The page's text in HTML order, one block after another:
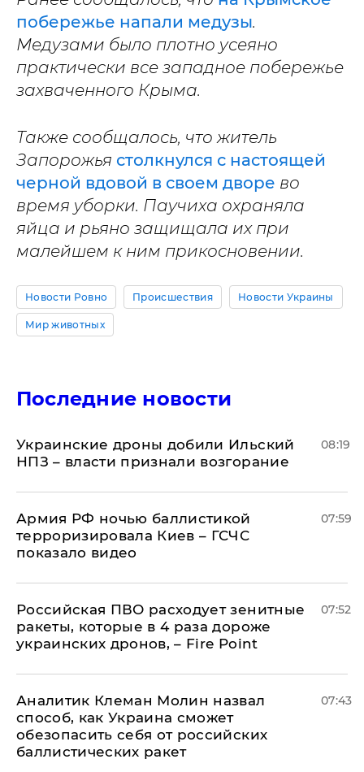
побережье напали медузы.
Медузами было плотно усеяно
практически все западное побережье
захваченного Крыма.
Также сообщалось, что житель
Запорожья столкнулся с настоящей
черной вдовой в своем дворе во
время уборки. Паучиха охраняла
яйца и рьяно защищала их при
малейшем к ним прикосновении.
Новости Ровно Происшествия Новости Украины
Мир животных
Последние новости
Украинские дроны добили Ильский
НПЗ – власти признали возгорание
08:19
Армия РФ ночью баллистикой
терроризировала Киев – ГСЧС
показало видео
07:59
Российская ПВО расходует зенитные
ракеты, которые в 4 раза дороже
украинских дронов, – Fire Point
07:52
Аналитик Клеман Молин назвал
способ, как Украина сможет
обезопасить себя от российских
баллистических ракет
07:43